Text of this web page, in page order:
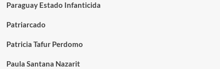
Paraguay Estado Infanticida
Patriarcado
Patricia Tafur Perdomo
Paula Santana Nazarit